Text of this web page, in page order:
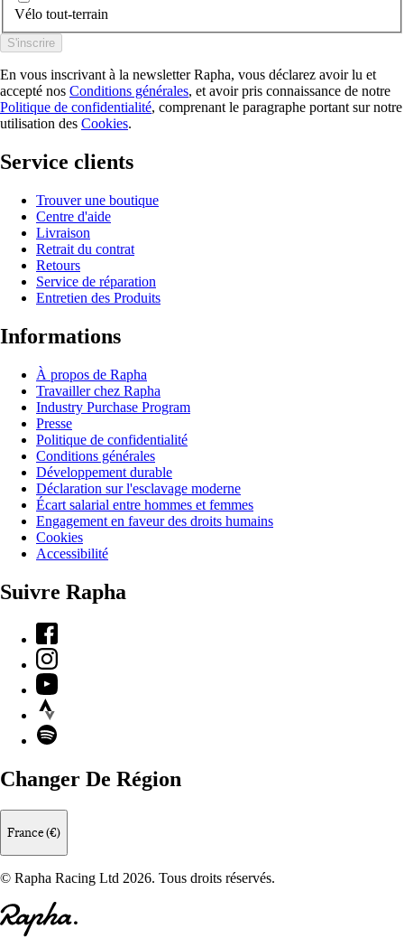
Vélo tout-terrain
S'inscrire
En vous inscrivant à la newsletter Rapha, vous déclarez avoir lu et
accepté nos Conditions générales, et avoir pris connaissance de notre
Politique de confidentialité, comprenant le paragraphe portant sur notre
utilisation des Cookies.
Service clients
Trouver une boutique
Centre d'aide
Livraison
Retrait du contrat
Retours
Service de réparation
Entretien des Produits
Informations
À propos de Rapha
Travailler chez Rapha
Industry Purchase Program
Presse
Politique de confidentialité
Conditions générales
Développement durable
Déclaration sur l'esclavage moderne
Écart salarial entre hommes et femmes
Engagement en faveur des droits humains
Cookies
Accessibilité
Suivre Rapha
Facebook
Instagram
YouTube
Strava
Spotify
Changer De Région
France (€)
© Rapha Racing Ltd 2026. Tous droits réservés.